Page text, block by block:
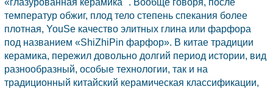
«глазурованная керамика ". Вообще говоря, после
температур обжиг, плод тело степень спекания более
плотная, YouSe качество элитных глина или фарфора
под названием «ShiZhiPin фарфор». В китае традиции
керамика, пережил довольно долгий период истории, вид
разнообразный, особые технологии, так и на
традиционный китайский керамическая классификации,